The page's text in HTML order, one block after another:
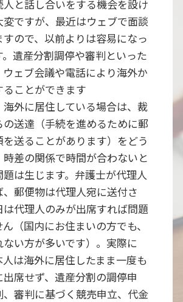
人と話し合いをする機会を設け
変ですが、最近はウェブで面談
すので、以前よりは容易になっ
。遺産分割調停や審判といった
ウェブ会議や電話により海外か
ることができます
海外に居住している場合は、裁
の送達（手続を進めるために郵
送ることがあります）をどう
時差の関係で時間が合わないと
題は生じます。弁護士が代理人
、郵便物は代理人宛に送付さ
は代理人のみが出席すれば問題
（国内にお住まいの方でも、
ない方が多いです）。実際に
人は海外に居住したまま一度も
席せず、遺産分割の調停申
、審判に基づく競売申立、代金